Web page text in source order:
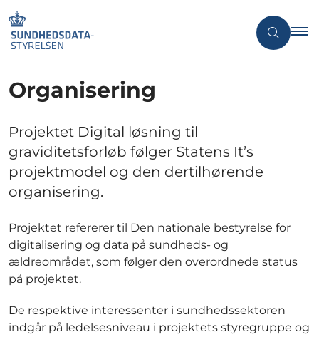
Organisering
Projektet Digital løsning til
graviditetsforløb følger Statens It’s
projektmodel og den dertilhørende
organisering.
Projektet refererer til Den nationale bestyrelse for
digitalisering og data på sundheds- og
ældreområdet, som følger den overordnede status
på projektet.
De respektive interessenter i sundhedssektoren
indgår på ledelsesniveau i projektets styregruppe og